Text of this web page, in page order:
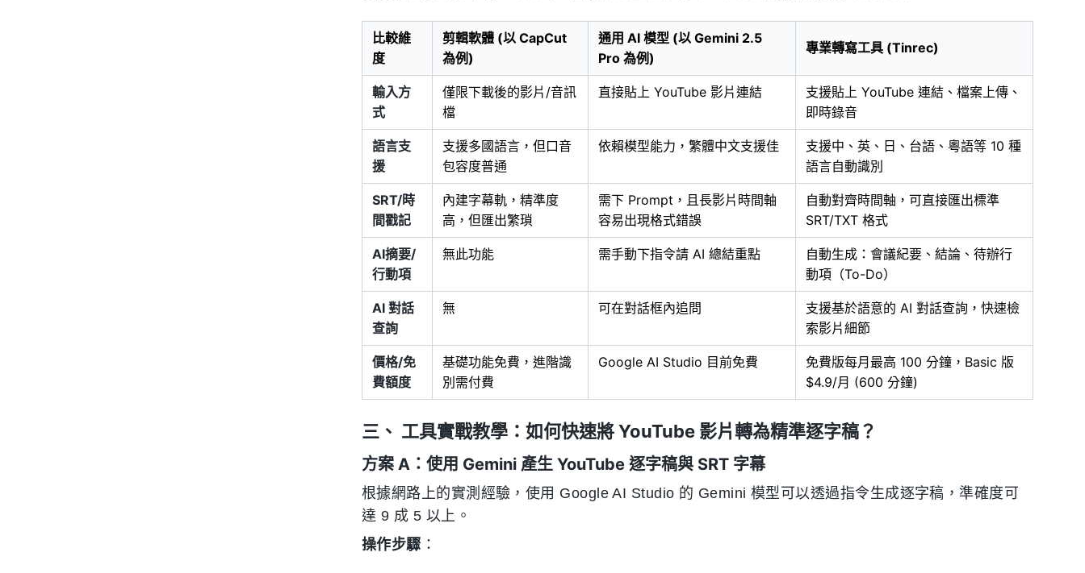
比較維
度
剪輯軟體 (以 CapCut
為例)
通用 AI 模型 (以 Gemini 2.5
Pro 為例)
專業轉寫工具 (Tinrec)
輸入方
式
僅限下載後的影片/音訊
檔
直接貼上 YouTube 影片連結
支援貼上 YouTube 連結、檔案上傳、
即時錄音
語言支
援
支援多國語言，但口音
包容度普通
依賴模型能力，繁體中文支援佳
支援中、英、日、台語、粵語等 10 種
語言自動識別
SRT/時
間戳記
內建字幕軌，精準度
高，但匯出繁瑣
需下 Prompt，且長影片時間軸
容易出現格式錯誤
自動對齊時間軸，可直接匯出標準
SRT/TXT 格式
AI摘要/
行動項
無此功能 需手動下指令請 AI 總結重點
自動生成：會議紀要、結論、待辦行
動項（To-Do）
AI 對話
查詢
無 可在對話框內追問
支援基於語意的 AI 對話查詢，快速檢
索影片細節
價格/免
費額度
基礎功能免費，進階識
別需付費
Google AI Studio 目前免費
免費版每月最高 100 分鐘，Basic 版
$4.9/月 (600 分鐘)
三、 工具實戰教學：如何快速將 YouTube 影片轉為精準逐字稿？
方案 A：使用 Gemini 產生 YouTube 逐字稿與 SRT 字幕
根據網路上的實測經驗，使用 Google AI Studio 的 Gemini 模型可以透過指令生成逐字稿，準確度可
達 9 成 5 以上。
操作步驟 ：